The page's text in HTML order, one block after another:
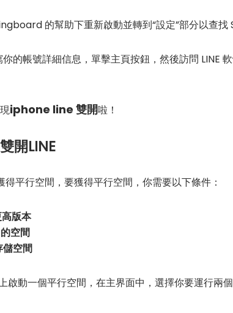
的幫助下重新啟動並轉到“設定”部分以查找
你的帳號詳細信息，單擊主頁按鈕，然後訪問 LINE
iphone line 雙開啦！
開LINE
平行空間，要獲得平行空間，你需要以下條件：
版本
空間
儲空間
啟動一個平行空間，在主界面中，選擇你要運行兩